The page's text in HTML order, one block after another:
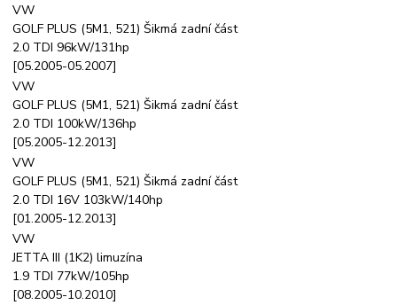
VW
GOLF PLUS (5M1, 521) Šikmá zadní část
2.0 TDI 96kW/131hp
[05.2005-05.2007]
VW
GOLF PLUS (5M1, 521) Šikmá zadní část
2.0 TDI 100kW/136hp
[05.2005-12.2013]
VW
GOLF PLUS (5M1, 521) Šikmá zadní část
2.0 TDI 16V 103kW/140hp
[01.2005-12.2013]
VW
JETTA III (1K2) limuzína
1.9 TDI 77kW/105hp
[08.2005-10.2010]